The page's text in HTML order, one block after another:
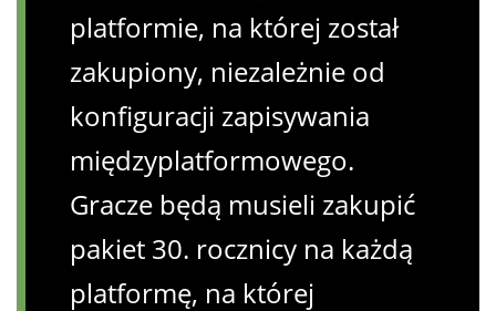
platformie, na której został
zakupiony, niezależnie od
konfiguracji zapisywania
międzyplatformowego.
Gracze będą musieli zakupić
pakiet 30. rocznicy na każdą
platformę, na której